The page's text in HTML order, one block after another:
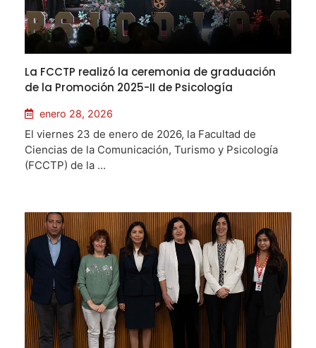
La FCCTP realizó la ceremonia de graduación
de la Promoción 2025-II de Psicología
enero 28, 2026
El viernes 23 de enero de 2026, la Facultad de
Ciencias de la Comunicación, Turismo y Psicología
(FCCTP) de la ...